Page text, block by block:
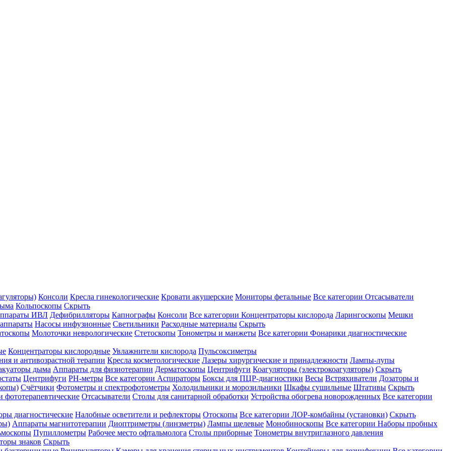
Консоли Кресла гинекологические Кровати акушерские Мониторы фетальные Все категории Отсасыватели
Кольпоскопы Скрыть
ИВЛ Дефибрилляторы Капнографы Консоли Все категории Концентраторы кислорода Ларингоскопы Мешки
Насосы инфузионные Светильники Расходные материалы Скрыть
Молоточки неврологические Стетоскопы Тонометры и манжеты Все категории Фонарики диагностические
Концентраторы кислородные Увлажнители кислорода Пульсоксиметры
и антивозрастной терапии Кресла косметологические Лазеры хирургические и принадлежности Лампы-лупы
дыма Аппараты для физиотерапии Дерматоскопы Центрифуги Коагуляторы (электрокоагуляторы) Скрыть
Центрифуги PH-метры Все категории Аспираторы Боксы для ПЦР-диагностики Весы Встряхиватели Дозаторы и
Счётчики Фотометры и спектрофотометры Холодильники и морозильники Шкафы сушильные Штативы Скрыть
фототерапевтические Отсасыватели Столы для санитарной обработки Устройства обогрева новорожденных Все категории
диагностические Налобные осветители и рефлекторы Отоскопы Все категории ЛОР-комбайны (установки) Скрыть
Аппараты магнитотерапии Диоптриметры (линзметры) Лампы щелевые Монобиноскопы Все категории Наборы пробных
Пупиллометры Рабочее место офтальмолога Столы приборные Тонометры внутриглазного давления
знаков Скрыть